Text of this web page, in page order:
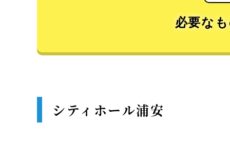
必要な
シティホール浦安